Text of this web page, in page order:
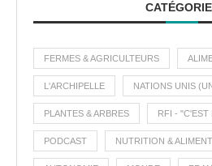
FERMES & AGRICULTEURS
L'ARCHIPELLE NATIONS UNIS
PLANTES & ARBRES RFI - "C'EST
PODCAST NUTRITION &